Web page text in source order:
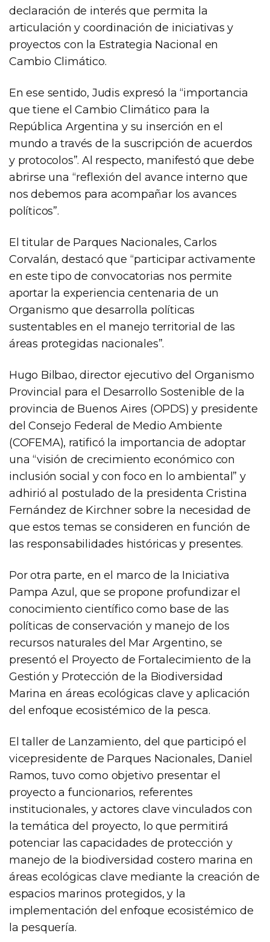
declaración de interés que permita la
articulación y coordinación de iniciativas y
proyectos con la Estrategia Nacional en
Cambio Climático.
En ese sentido, Judis expresó la “importancia
que tiene el Cambio Climático para la
República Argentina y su inserción en el
mundo a través de la suscripción de acuerdos
y protocolos”. Al respecto, manifestó que debe
abrirse una “reflexión del avance interno que
nos debemos para acompañar los avances
políticos”.
El titular de Parques Nacionales, Carlos
Corvalán, destacó que “participar activamente
en este tipo de convocatorias nos permite
aportar la experiencia centenaria de un
Organismo que desarrolla políticas
sustentables en el manejo territorial de las
áreas protegidas nacionales”.
Hugo Bilbao, director ejecutivo del Organismo
Provincial para el Desarrollo Sostenible de la
provincia de Buenos Aires (OPDS) y presidente
del Consejo Federal de Medio Ambiente
(COFEMA), ratificó la importancia de adoptar
una “visión de crecimiento económico con
inclusión social y con foco en lo ambiental” y
adhirió al postulado de la presidenta Cristina
Fernández de Kirchner sobre la necesidad de
que estos temas se consideren en función de
las responsabilidades históricas y presentes.
Por otra parte, en el marco de la Iniciativa
Pampa Azul, que se propone profundizar el
conocimiento científico como base de las
políticas de conservación y manejo de los
recursos naturales del Mar Argentino, se
presentó el Proyecto de Fortalecimiento de la
Gestión y Protección de la Biodiversidad
Marina en áreas ecológicas clave y aplicación
del enfoque ecosistémico de la pesca.
El taller de Lanzamiento, del que participó el
vicepresidente de Parques Nacionales, Daniel
Ramos, tuvo como objetivo presentar el
proyecto a funcionarios, referentes
institucionales, y actores clave vinculados con
la temática del proyecto, lo que permitirá
potenciar las capacidades de protección y
manejo de la biodiversidad costero marina en
áreas ecológicas clave mediante la creación de
espacios marinos protegidos, y la
implementación del enfoque ecosistémico de
la pesquería.